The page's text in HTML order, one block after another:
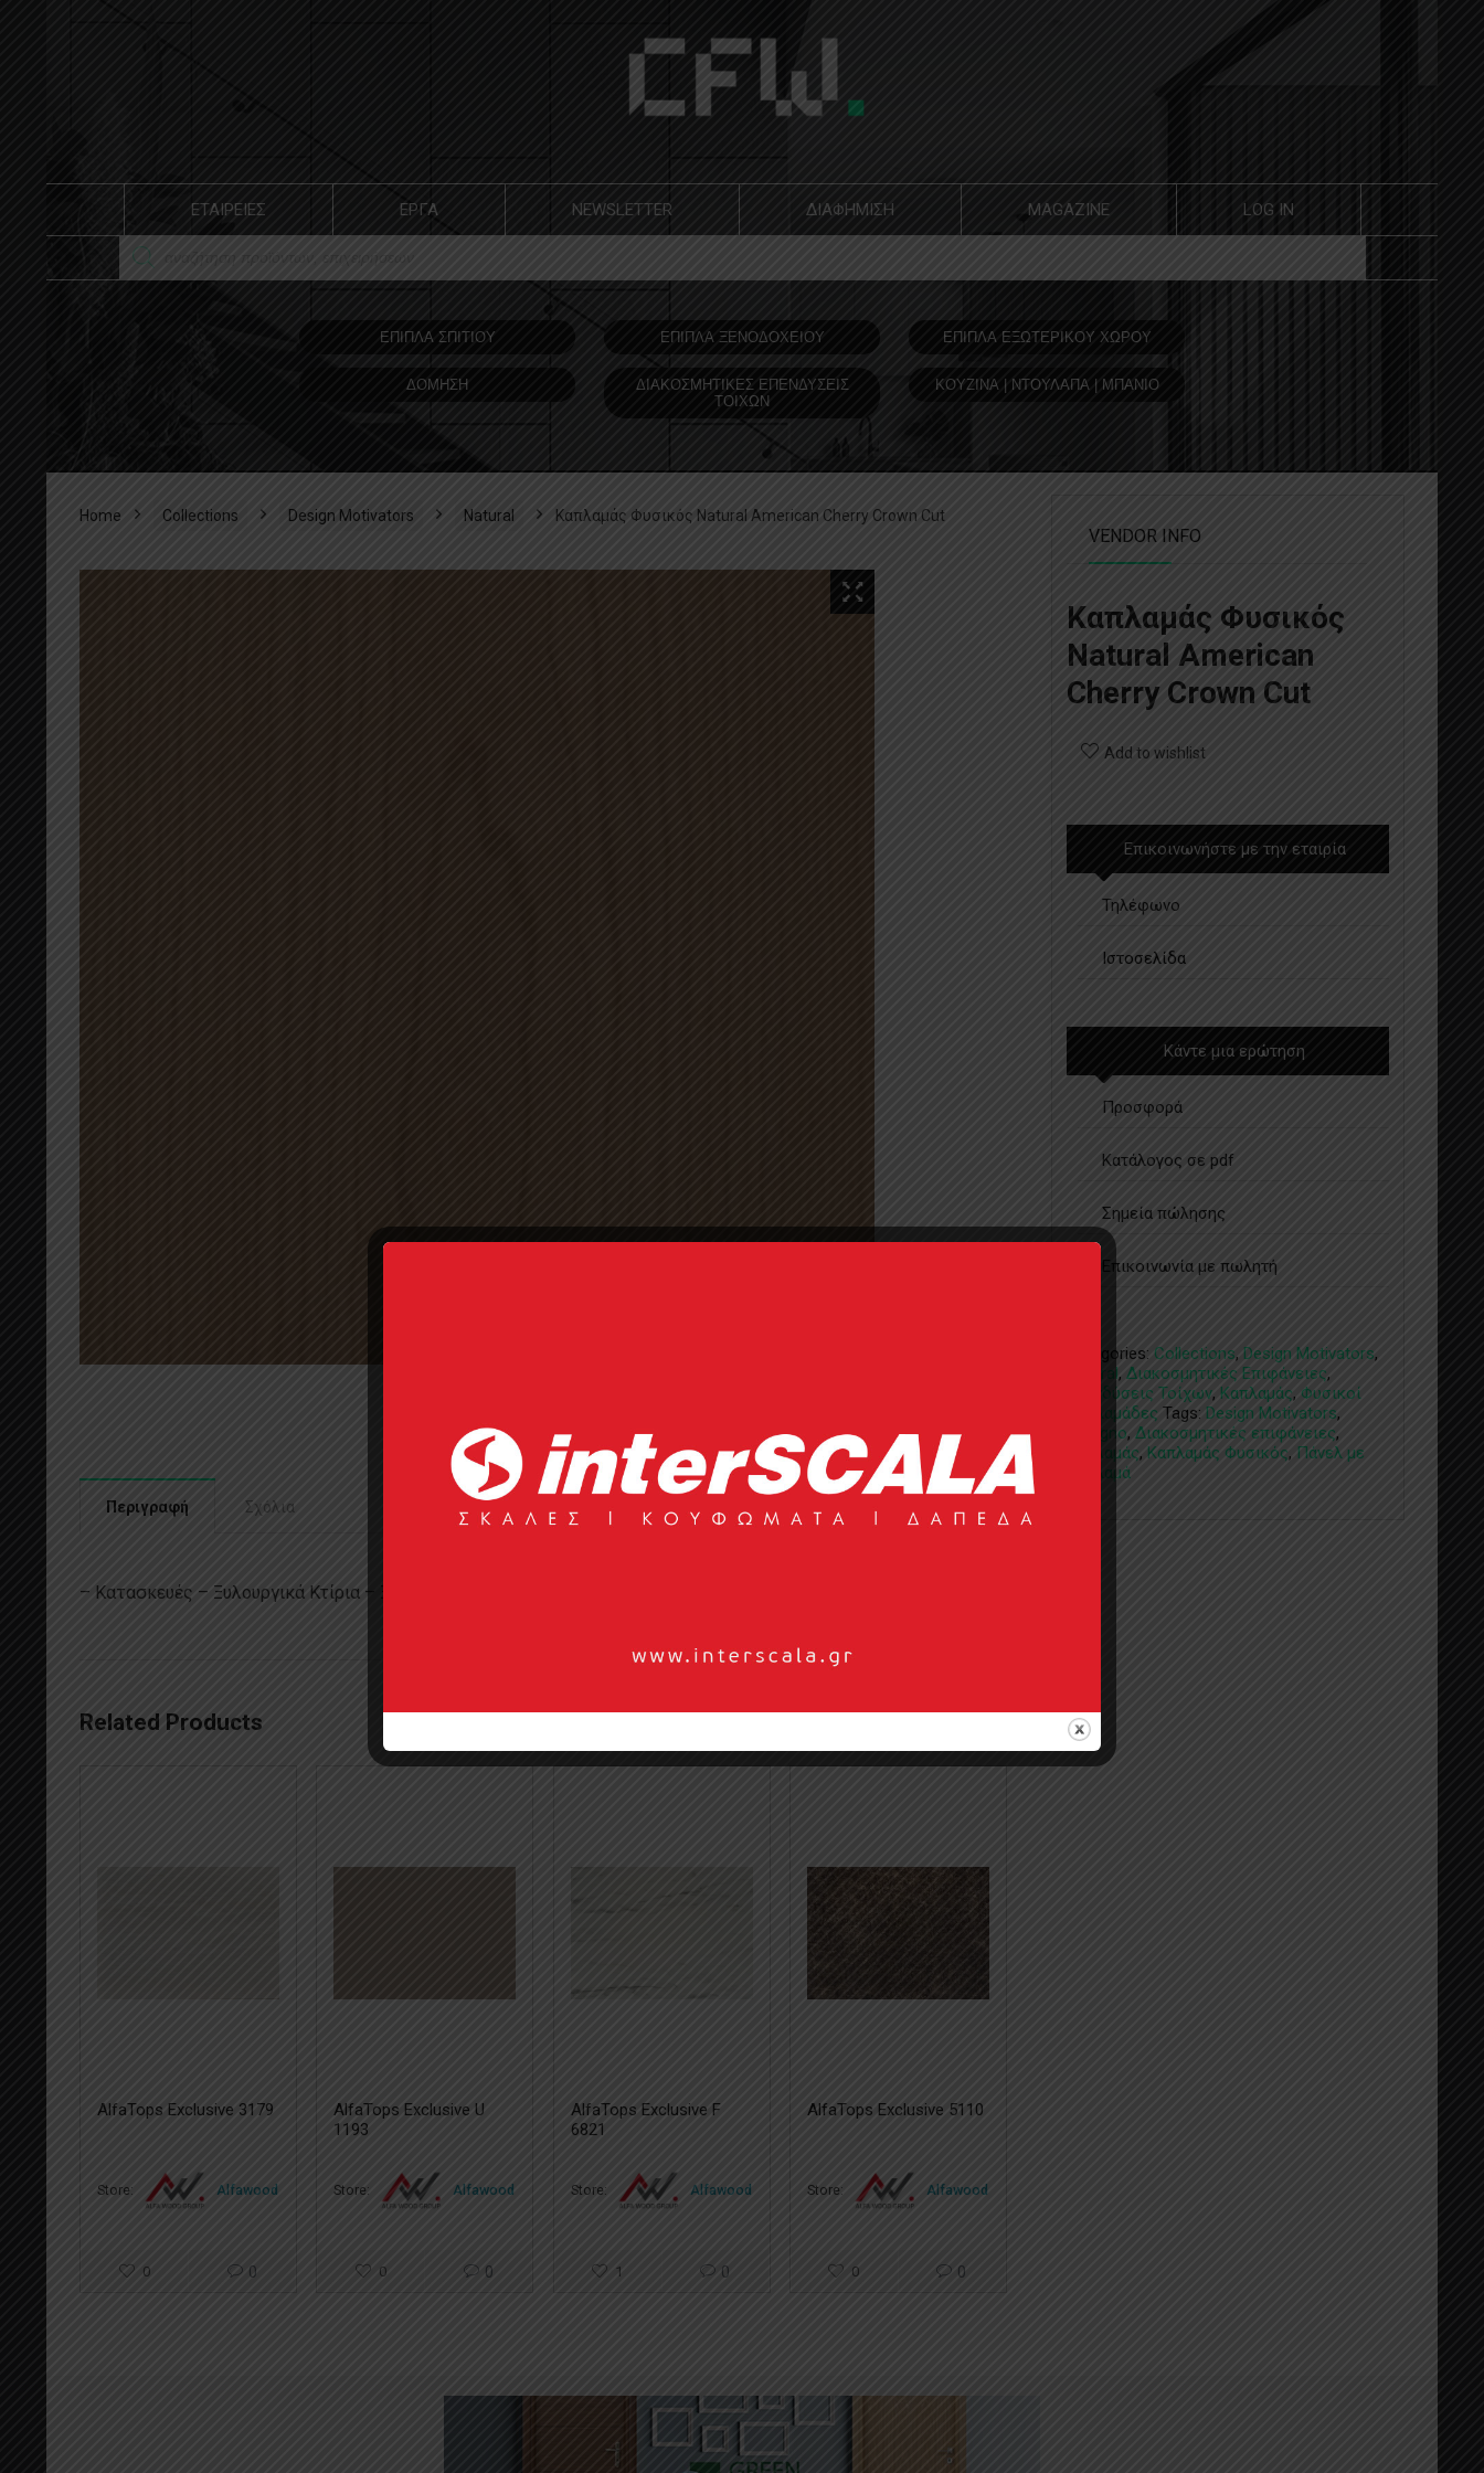
ΕΤΑΙΡΕΙΕΣ ΕΡΓΑ NEWSLETTER ΔΙΑΦΗΜΙΣΗ MAGAZINE LOG IN
ΕΠΙΠΛΑ ΣΠΙΤΙΟΥ ΕΠΙΠΛΑ ΞΕΝΟΔOΧΕΙΟΥ ΕΠΙΠΛΑ ΕΞΩΤΕΡΙΚΟΥ ΧΩΡΟΥ
ΔΟΜΗΣΗ
ΔΙΑΚΟΣΜΗΤΙΚΕΣ ΕΠΕΝΔΥΣΕΙΣ
ΤΟΙΧΩΝ
ΚΟΥΖΙΝΑ | ΝΤΟΥΛΑΠΑ | ΜΠΑΝΙΟ
Home Collections Design Motivators Natural Καπλαμάς Φυσικός Natural American Cherry Crown Cut
Περιγραφή Σχόλια
– Κατασκευές – Ξυλουργικά Κτίρια – Ξυλουργεία
Related Products
AlfaTops Exclusive 3179
Store: Alfawood
0 0
AlfaTops Exclusive U
1193
Store: Alfawood
0 0
AlfaTops Exclusive F
6821
Store: Alfawood
1 0
AlfaTops Exclusive 5110
Store: Alfawood
0 0
VENDOR INFO
Καπλαμάς Φυσικός
Natural American
Cherry Crown Cut
Add to wishlist
Επικοινωνήστε με την εταιρία
Τηλέφωνο
Ιστοσελίδα
Κάντε μια ερώτηση
Προσφορά
Κατάλογος σε pdf
Σημεία πώλησης
Επικοινωνία με πωλητή
Categories: Collections, Design Motivators,
Natural, Διακοσμητικές Επιφάνειες,
Επενδύσεις Τοίχων, Καπλαμάς, Φυσικοί
Καπλαμάδες Tags: Design Motivators,
edilegno, Διακοσμητικές επιφάνειες,
Καπλαμάς, Καπλαμάς Φυσικός, Πάνελ με
Καπλαμά